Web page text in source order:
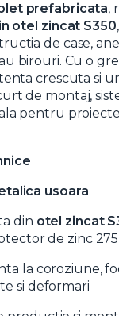
prefabricata,
otel zincat S350
de case,
birouri. Cu o
crescuta si
de montaj,
pentru
usoara
din otel zincat
de zinc
la coroziune,
si deformari